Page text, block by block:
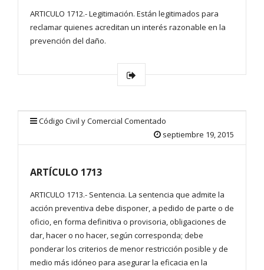
ARTICULO 1712.- Legitimación. Están legitimados para
reclamar quienes acreditan un interés razonable en la
prevención del daño.
Código Civil y Comercial Comentado
septiembre 19, 2015
ARTÍCULO 1713
ARTICULO 1713.- Sentencia. La sentencia que admite la
acción preventiva debe disponer, a pedido de parte o de
oficio, en forma definitiva o provisoria, obligaciones de
dar, hacer o no hacer, según corresponda; debe
ponderar los criterios de menor restricción posible y de
medio más idóneo para asegurar la eficacia en la